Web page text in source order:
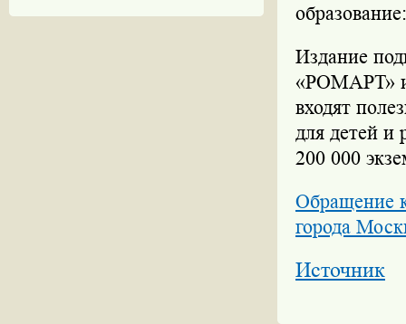
Издание
«РОМАРТ» и
входят
для детей и
200 000
Обращение
города
Источник